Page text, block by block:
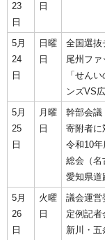
23
日
日
5月
24
日
日曜
日
全国選抜
尾州ファ
「せん
ンズVS
5月
25
日
月曜
日
幹部会議
寄附者に
令和10
総会（名
愛知県道
5月
26
日
火曜
日
議会運営
定例記者
新川・五